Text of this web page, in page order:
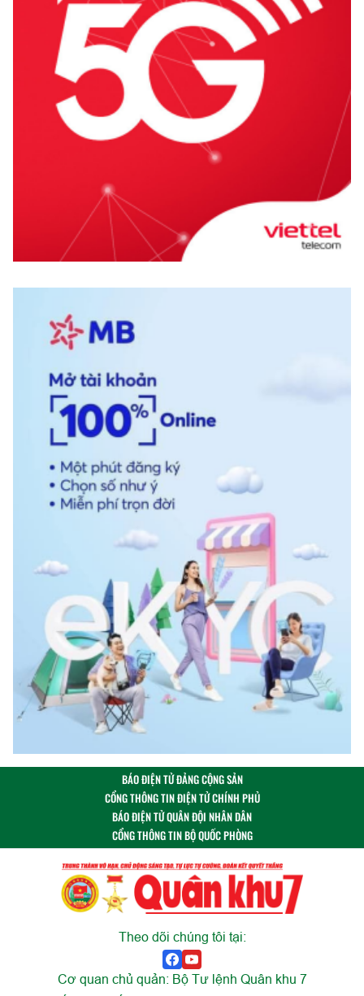
BÁO ĐIỆN TỬ ĐẢNG CỘNG SẢN
CỔNG THÔNG TIN ĐIỆN TỬ CHÍNH PHỦ
BÁO ĐIỆN TỬ QUÂN ĐỘI NHÂN DÂN
CỔNG THÔNG TIN BỘ QUỐC PHÒNG
Theo dõi chúng tôi tại:
Cơ quan chủ quản: Bộ Tư lệnh Quân khu 7